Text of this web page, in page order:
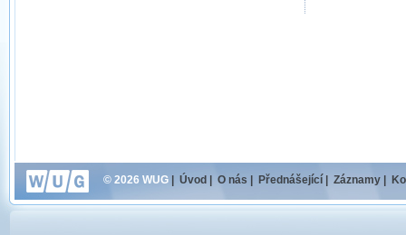
© 2026 WUG Úvod O nás Přednášející Záznamy